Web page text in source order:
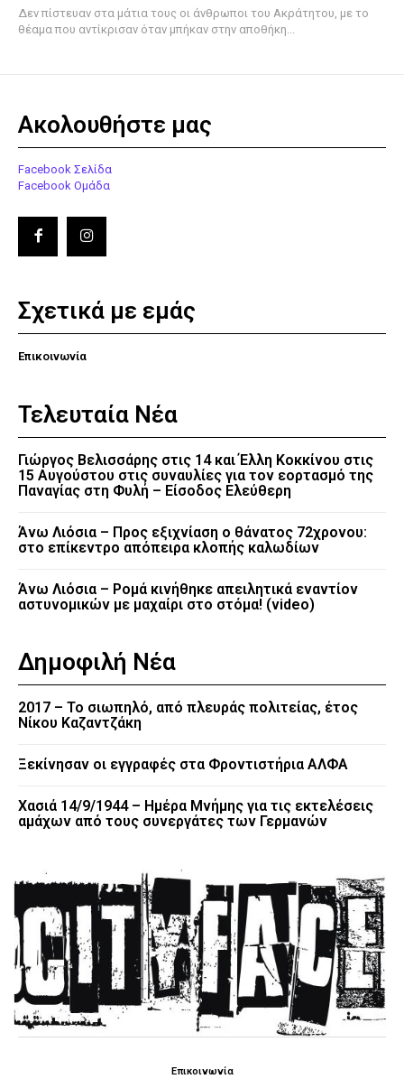
Δεν πίστευαν στα μάτια τους οι άνθρωποι του Ακράτητου, με το
θέαμα που αντίκρισαν όταν μπήκαν στην αποθήκη...
Ακολουθήστε μας
Facebook Σελίδα
Facebook Ομάδα
Σχετικά με εμάς
Επικοινωνία
Τελευταία Νέα
Γιώργος Βελισσάρης στις 14 και Έλλη Κοκκίνου στις
15 Αυγούστου στις συναυλίες για τον εορτασμό της
Παναγίας στη Φυλή – Είσοδος Ελεύθερη
Άνω Λιόσια – Προς εξιχνίαση ο θάνατος 72χρονου:
στο επίκεντρο απόπειρα κλοπής καλωδίων
Άνω Λιόσια – Ρομά κινήθηκε απειλητικά εναντίον
αστυνομικών με μαχαίρι στο στόμα! (video)
Δημοφιλή Νέα
2017 – Το σιωπηλό, από πλευράς πολιτείας, έτος
Νίκου Καζαντζάκη
Ξεκίνησαν οι εγγραφές στα Φροντιστήρια ΑΛΦΑ
Χασιά 14/9/1944 – Ημέρα Μνήμης για τις εκτελέσεις
αμάχων από τους συνεργάτες των Γερμανών
Επικοινωνία